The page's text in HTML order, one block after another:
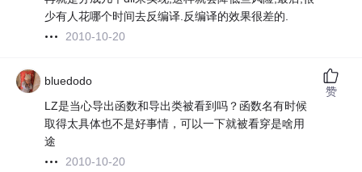
少有人花哪个时间去反编译.反编译的效果很差的.
2010-10-20
bluedodo
LZ是当心导出函数和导出类被看到吗？函数名有时候
取得太具体也不是好事情，可以一下就被看穿是啥用
途
2010-10-20
赞